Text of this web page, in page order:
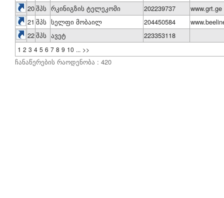
20შპს რკინიგზის ტელეკომი 202239737
www.grt.ge
21 შპს სელფი მობაილ 204450584
22შპს ავეტ
223353118
1 2 3 4 5 6 7 8 9 10 ... >>
ჩანაწერების რაოდენობა : 420